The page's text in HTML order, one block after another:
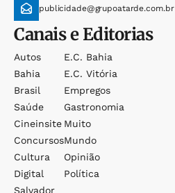
publicidade@grupoatarde.com.br
Canais e Editorias
Autos
Bahia
Brasil
Saúde
Cineinsite
Concursos
Cultura
Digital
Salvador
E.c. Bahia
E.c. Vitória
Empregos
Gastronomia
Muito
Mundo
Opinião
Política